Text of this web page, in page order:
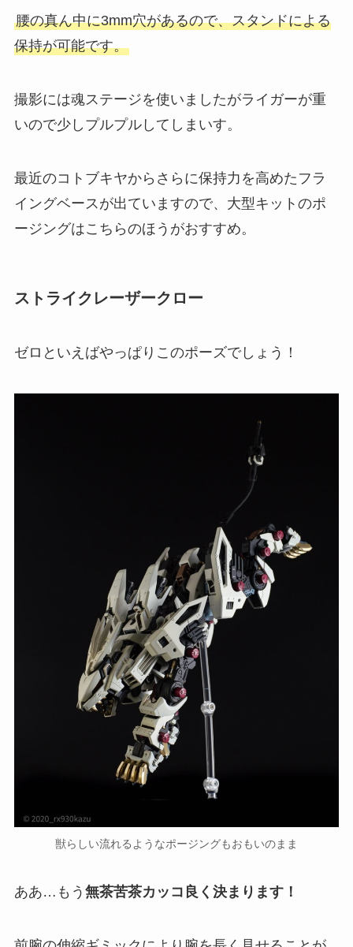
腰の真ん中に3mm穴があるので、スタンドによる
保持が可能です。
撮影には魂ステージを使いましたがライガーが重
いので少しプルプルしてしまいす。
最近のコトブキヤからさらに保持力を高めたフラ
イングベースが出ていますので、大型キットのポ
ージングはこちらのほうがおすすめ。
ストライクレーザークロー
ゼロといえばやっぱりこのポーズでしょう！
獣らしい流れるようなポージングもおもいのまま
ああ…もう 無茶苦茶カッコ良く決まります！